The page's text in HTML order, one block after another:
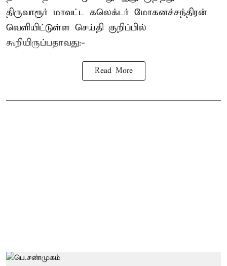
திருவாரூர் மாவட்ட கலெக்டர் மோகனச்சந்திரன்
வெளியிட்டுள்ள செய்தி குறிப்பில்
கூறியிருப்பதாவது:-
Read More